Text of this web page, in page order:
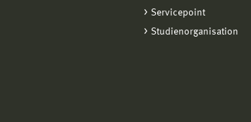
Servicepoint
Studienorganisation